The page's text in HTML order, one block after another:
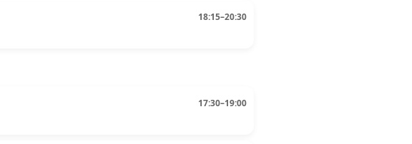
18:15–20:30
17:30–19:00